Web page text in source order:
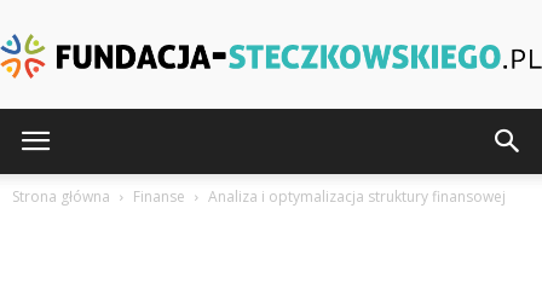
Strona główna Finanse Analiza i optymalizacja struktury finansowej